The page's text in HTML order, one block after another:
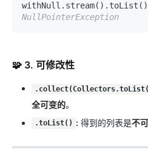
NullPointerException
🧩 3. 可修改性
全可变的。
.toList() : 得到的列表是不